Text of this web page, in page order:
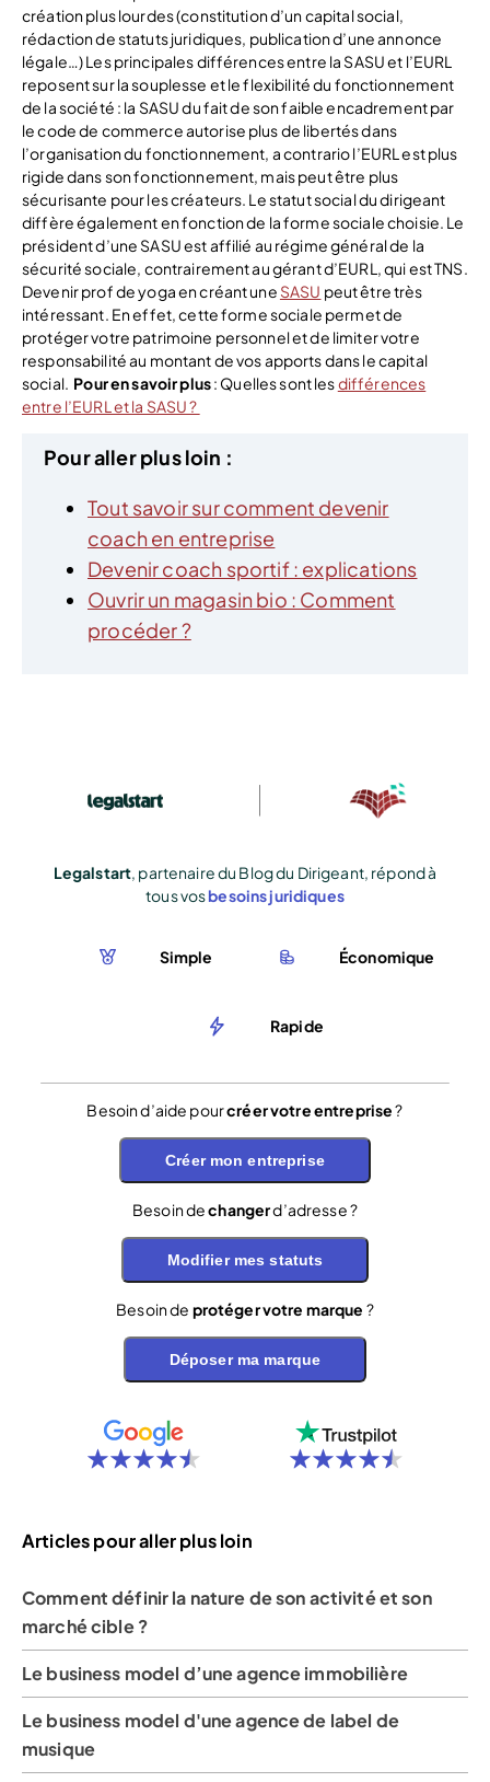
création plus lourdes (constitution d’un capital social,
rédaction de statuts juridiques, publication d’une annonce
légale…) Les principales différences entre la SASU et l’EURL
reposent sur la souplesse et le flexibilité du fonctionnement
de la société : la SASU du fait de son faible encadrement par
le code de commerce autorise plus de libertés dans
l’organisation du fonctionnement, a contrario l’EURL est plus
rigide dans son fonctionnement, mais peut être plus
sécurisante pour les créateurs. Le statut social du dirigeant
diffère également en fonction de la forme sociale choisie. Le
président d’une SASU est affilié au régime général de la
sécurité sociale, contrairement au gérant d’EURL, qui est TNS.
Devenir prof de yoga en créant une SASU peut être très
intéressant. En effet, cette forme sociale permet de
protéger votre patrimoine personnel et de limiter votre
responsabilité au montant de vos apports dans le capital
social. Pour en savoir plus: Quelles sont lesdifférences
entre l’EURL et la SASU ?
Pour aller plus loin :
Tout savoir sur comment devenir
coach en entreprise
Devenir coach sportif : explications
Ouvrir un magasin bio : Comment
procéder ?
Legalstart, partenaire du Blog du Dirigeant, répond à
tous vosbesoins juridiques
Simple Économique
Rapide
Besoin d’aide pourcréer votre entreprise?
Créer mon entreprise
Besoin dechangerd’adresse ?
Modifier mes statuts
Besoin de protéger votre marque ?
Déposer ma marque
Articles pour aller plus loin
Comment définir la nature de son activité et son
marché cible ?
Le business model d’une agence immobilière
Le business model d'une agence de label de
musique